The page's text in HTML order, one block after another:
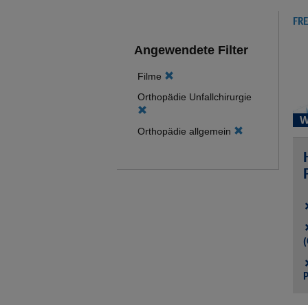
Angewendete Filter
Filme
Orthopädie Unfallchirurgie
Orthopädie allgemein